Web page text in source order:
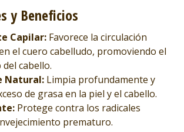
y Beneficios
Capilar: Favorece la circulación
el cuero cabelludo, promoviendo el
cabello.
Natural: Limpia profundamente y
de grasa en la piel y el cabello.
Protege contra los radicales
prematuro.